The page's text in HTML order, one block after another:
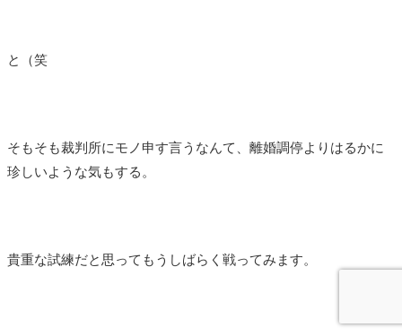
と（笑
そもそも裁判所にモノ申す言うなんて、離婚調停よりはるかに
珍しいような気もする。
貴重な試練だと思ってもうしばらく戦ってみます。